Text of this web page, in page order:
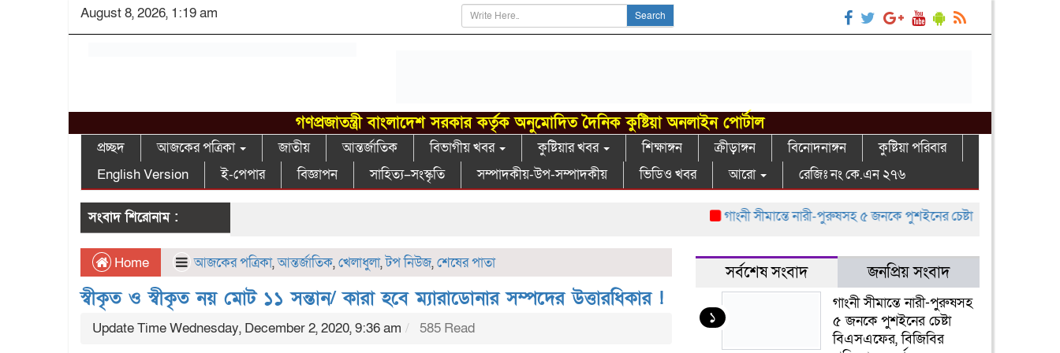
August 8, 2026, 1:19 am Search
গণপ্রজাতন্ত্রী বাংলাদেশ সরকার কর্তৃক অনুমোদিত দৈনিক কুষ্টিয়া অনলাইন পোর্টাল
প্রচ্ছদ আজকের পত্রিকা জাতীয় আন্তর্জাতিক বিভাগীয় খবর কুষ্টিয়ার খবর শিক্ষাঙ্গন ক্রীড়াঙ্গন বিনোদনাঙ্গন
কুষ্টিয়া পরিবার
English Version
ই-পেপার বিজ্ঞাপন সাহিত্য–সংস্কৃতি সম্পাদকীয়-উপ-সম্পাদকীয় ভিডিও খবর আরো রেজিঃ নং কে.এন ২৭৬
সংবাদ শিরোনাম : গাংনী সীমান্তে নারী-পুরুষসহ ৫ জনকে পুশইনের চেষ্টা বিএসএফের, বিজিবির
Home আজকের পত্রিকা,আন্তর্জাতিক,খেলাধুলা,টপ নিউজ,শেষের পাতা
স্বীকৃত ও স্বীকৃত নয় মোট ১১ সন্তান/ কারা হবে ম্যারাডোনার সম্পদের উত্তারধিকার !
Update Time Wednesday, December 2, 2020, 9:36 am 585 Read
সর্বশেষ সংবাদ জনপ্রিয় সংবাদ
১
গাংনী সীমান্তে নারী-পুরুষসহ
৫ জনকে পুশইনের চেষ্টা
বিএসএফের, বিজিবির